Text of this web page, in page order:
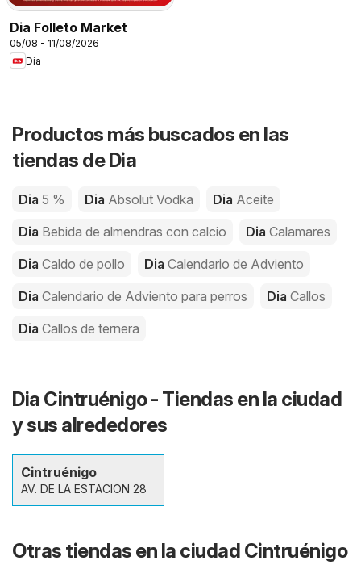
Dia Folleto Market
05/08 - 11/08/2026
Dia
Productos más buscados en las
tiendas de Dia
Dia 5 % Dia Absolut Vodka Dia Aceite
Dia Bebida de almendras con calcio Dia Calamares
Dia Caldo de pollo Dia Calendario de Adviento
Dia Calendario de Adviento para perros Dia Callos
Dia Callos de ternera
Dia Cintruénigo - Tiendas en la ciudad
y sus alrededores
Cintruénigo
AV. DE LA ESTACION 28
Otras tiendas en la ciudad Cintruénigo